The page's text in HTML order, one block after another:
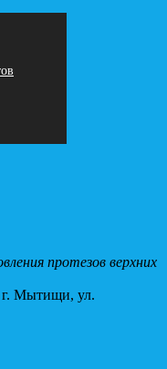
протезов верхних
г. Мытищи, ул.